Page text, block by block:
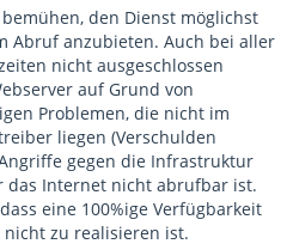
den Dienst möglichst
Abruf anzubieten. Auch bei aller
nicht ausgeschlossen
auf Grund von
Problemen, die nicht im
liegen (Verschulden
gegen die Infrastruktur
das Internet nicht abrufbar ist.
eine 100%ige Verfügbarkeit
zu realisieren ist.